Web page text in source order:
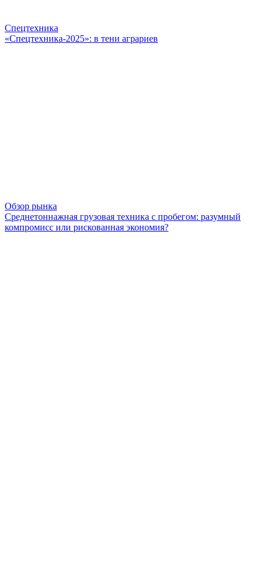
Спецтехника
«Спецтехника-2025»: в тени аграриев
Обзор рынка
Среднетоннажная грузовая техника с пробегом: разумный
компромисс или рискованная экономия?